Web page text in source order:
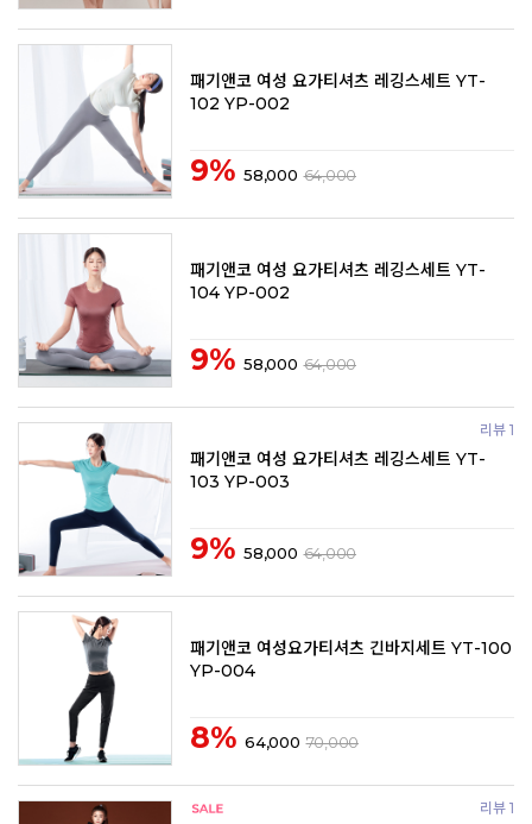
패기앤코 여성 요가티셔츠 레깅스세트 YT-
102 YP-002
9% 58,000 64,000
패기앤코 여성 요가티셔츠 레깅스세트 YT-
104 YP-002
9% 58,000 64,000
리뷰 1
패기앤코 여성 요가티셔츠 레깅스세트 YT-
103 YP-003
9% 58,000 64,000
패기앤코 여성요가티셔츠 긴바지세트 YT-100
YP-004
8% 64,000 70,000
리뷰 1